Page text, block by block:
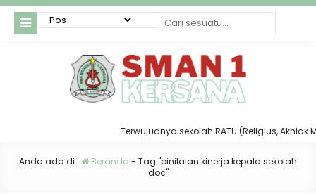
Terwujudnya sekolah RATU (Religius, Akhlak
Anda ada di : Beranda - Tag "pinilaian kinerja kepala sekolah
doc"